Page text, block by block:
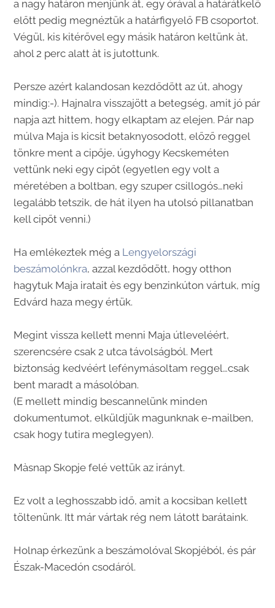
a nagy határon menjünk át, egy órával a határátkelő
előtt pedig megnéztük a határfigyelő FB csoportot.
Végül, kis kitérővel egy másik határon keltünk àt,
ahol 2 perc alatt àt is jutottunk.
Persze azért kalandosan kezdődött az út, ahogy
mindig:-). Hajnalra visszajött a betegség, amit jó pár
napja azt hittem, hogy elkaptam az elejen. Pár nap
múlva Maja is kicsit betaknyosodott, előző reggel
tönkre ment a cipője, úgyhogy Kecskeméten
vettünk neki egy cipőt (egyetlen egy volt a
méretében a boltban, egy szuper csillogós…neki
legalább tetszik, de hát ilyen ha utolsó pillanatban
kell cipőt venni.)
Ha emlékeztek még a Lengyelországi
beszámolónkra, azzal kezdődött, hogy otthon
hagytuk Maja iratait ès egy benzinkúton vártuk, míg
Edvárd haza megy értük.
Megint vissza kellett menni Maja útleveléért,
szerencsére csak 2 utca távolságból. Mert
biztonság kedvéért lefénymásoltam reggel…csak
bent maradt a másolóban.
(E mellett mindig bescannelünk minden
dokumentumot, elküldjük magunknak e-mailben,
csak hogy tutira meglegyen).
Màsnap Skopje felé vettük az irányt.
Ez volt a leghosszabb idő, amit a kocsiban kellett
töltenünk. Itt már vártak rég nem látott barátaink.
Holnap érkezünk a beszámolóval Skopjéból, és pár
Észak-Macedón csodáról.